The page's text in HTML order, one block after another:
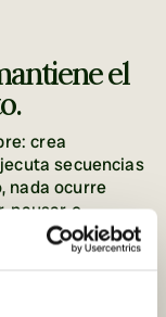
el
crea
secuencias
nada ocurre
pausar o
decisión y
del residente